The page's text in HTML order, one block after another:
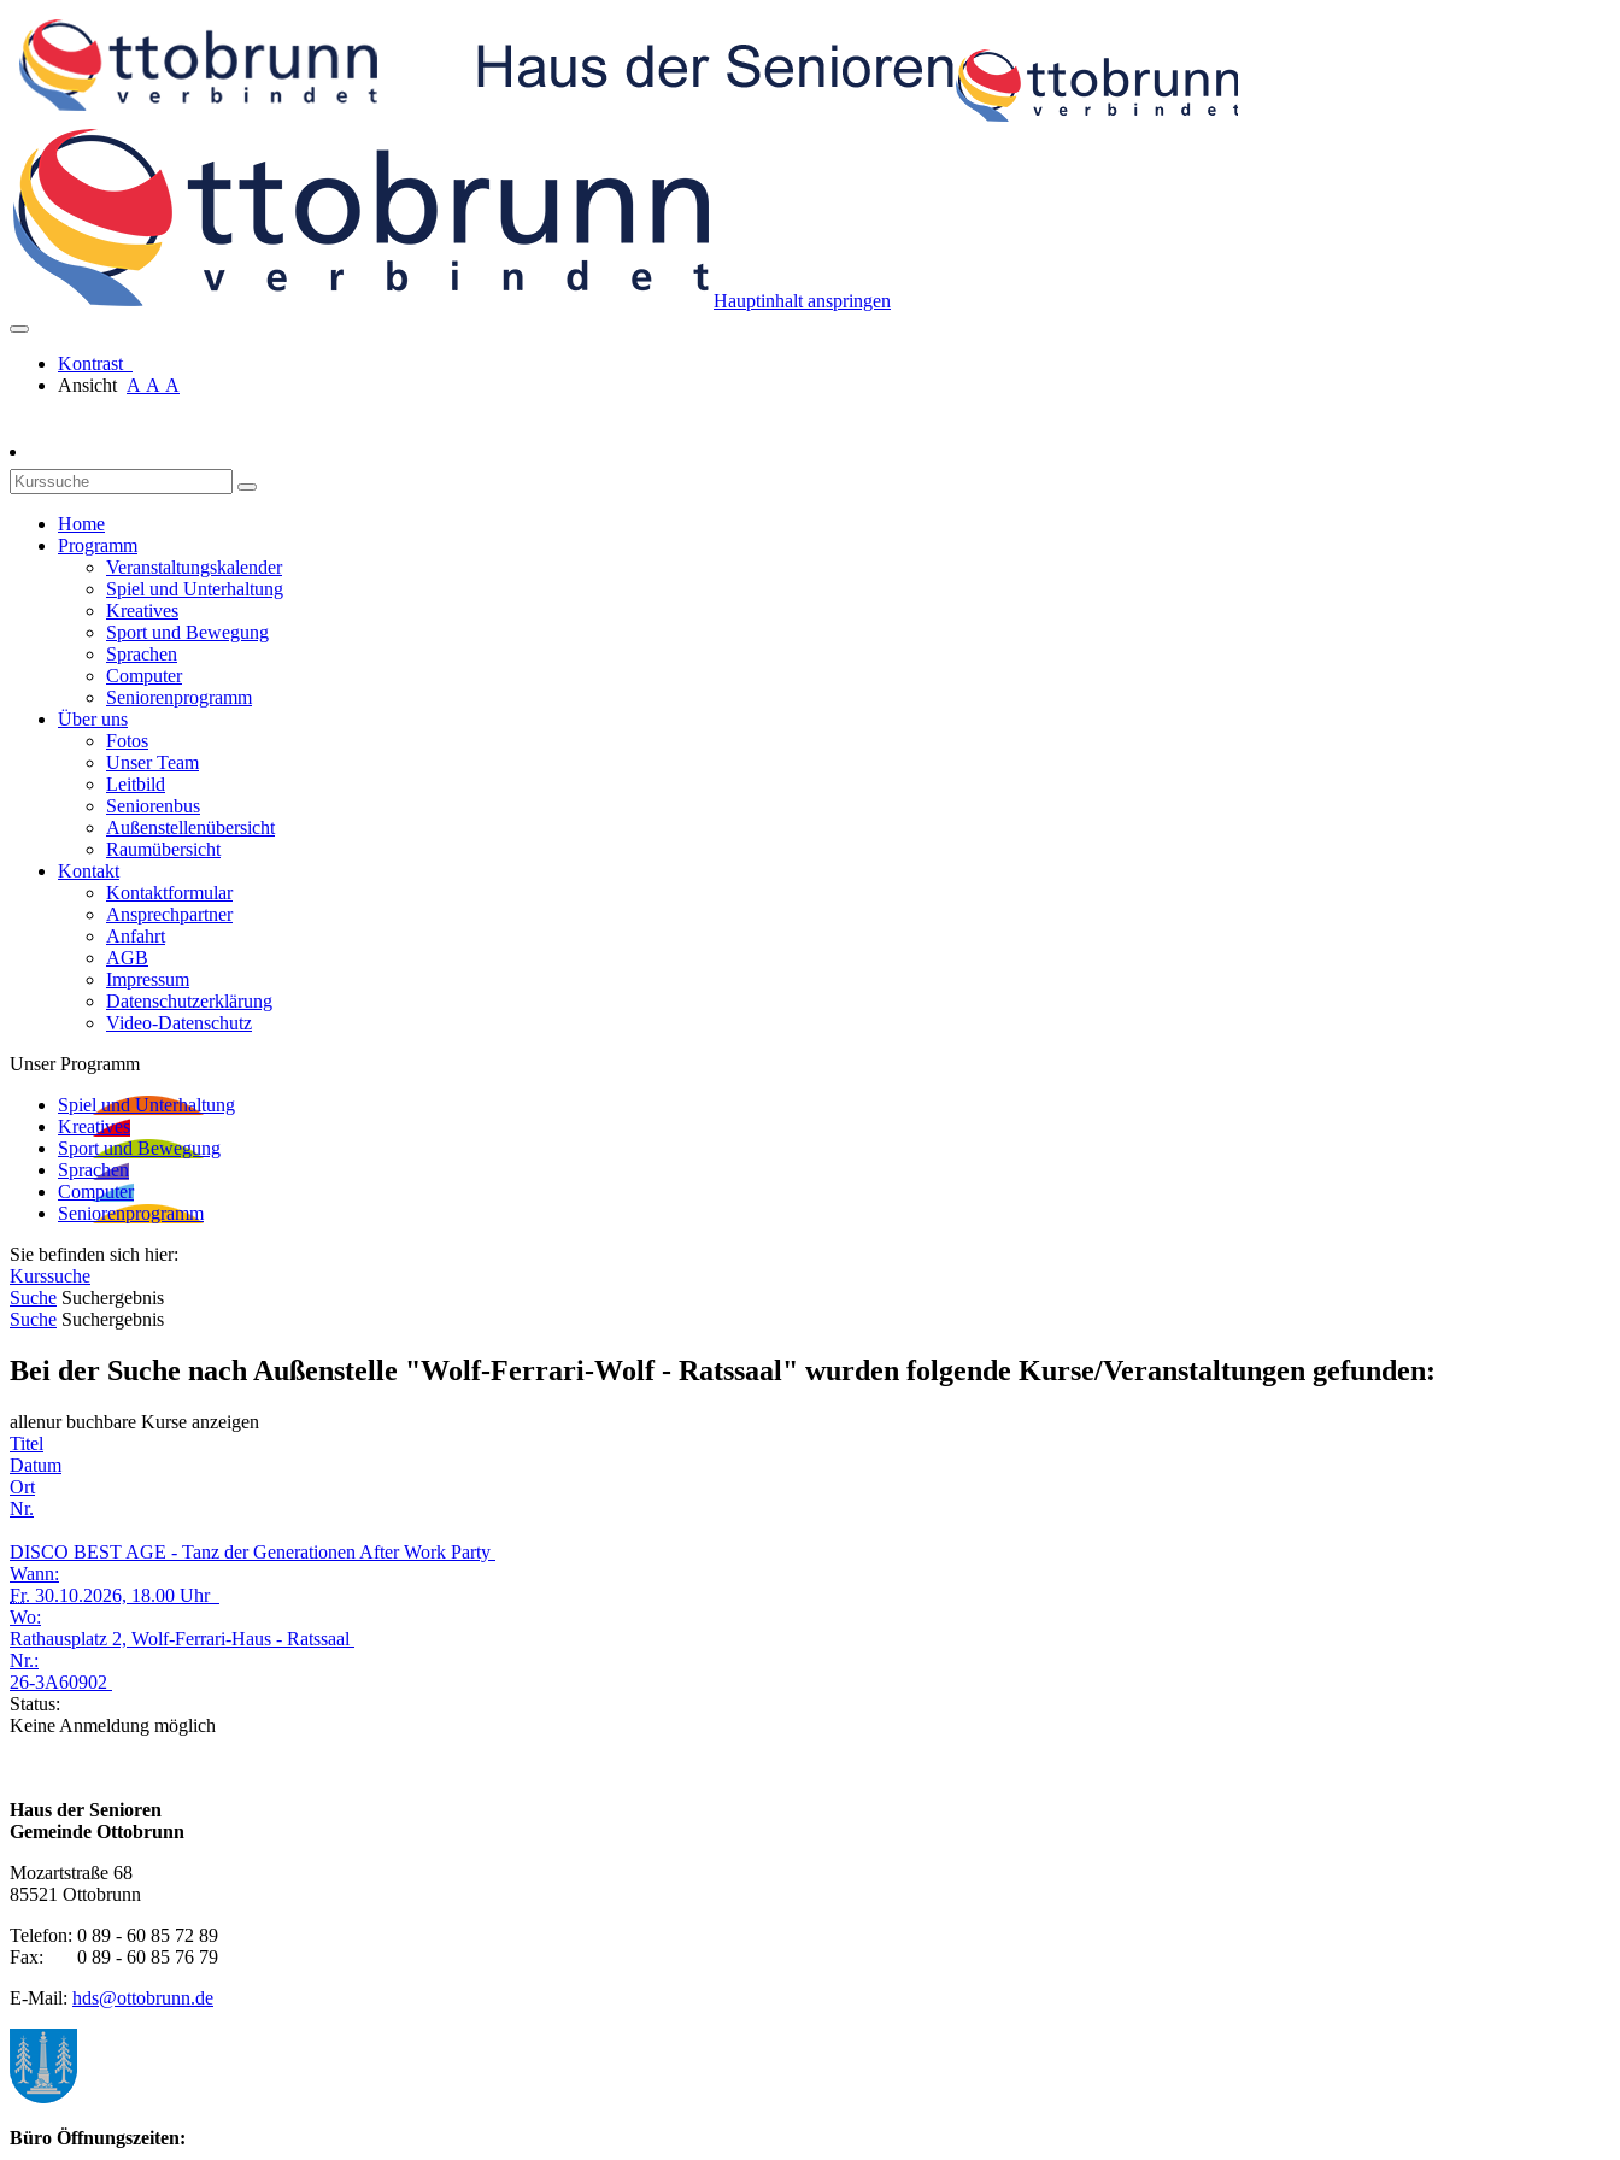
Hauptinhalt anspringen
Kontrast
Ansicht A A A
Home
Programm
Veranstaltungskalender
Spiel und Unterhaltung
Kreatives
Sport und Bewegung
Sprachen
Computer
Seniorenprogramm
Über uns
Fotos
Unser Team
Leitbild
Seniorenbus
Außenstellenübersicht
Raumübersicht
Kontakt
Kontaktformular
Ansprechpartner
Anfahrt
AGB
Impressum
Datenschutzerklärung
Video-Datenschutz
Unser Programm
Spiel und Unterhaltung
Kreatives
Sport und Bewegung
Sprachen
Computer
Seniorenprogramm
Sie befinden sich hier:
Kurssuche
Suche Suchergebnis
Suche Suchergebnis
Bei der Suche nach Außenstelle "Wolf-Ferrari-Wolf - Ratssaal" wurden folgende Kurse/Veranstaltungen gefunden:
allenur buchbare Kurse anzeigen
Titel
Datum
Ort
Nr.
DISCO BEST AGE - Tanz der Generationen After Work Party
Wann:
Fr. 30.10.2026, 18.00 Uhr
Wo:
Rathausplatz 2, Wolf-Ferrari-Haus - Ratssaal
Nr.:
26-3A60902
Status:
Keine Anmeldung möglich
Haus der Senioren
Gemeinde Ottobrunn
Mozartstraße 68
85521 Ottobrunn
Telefon: 0 89 - 60 85 72 89
Fax: 0 89 - 60 85 76 79
E-Mail: hds@ottobrunn.de
Büro Öffnungszeiten: